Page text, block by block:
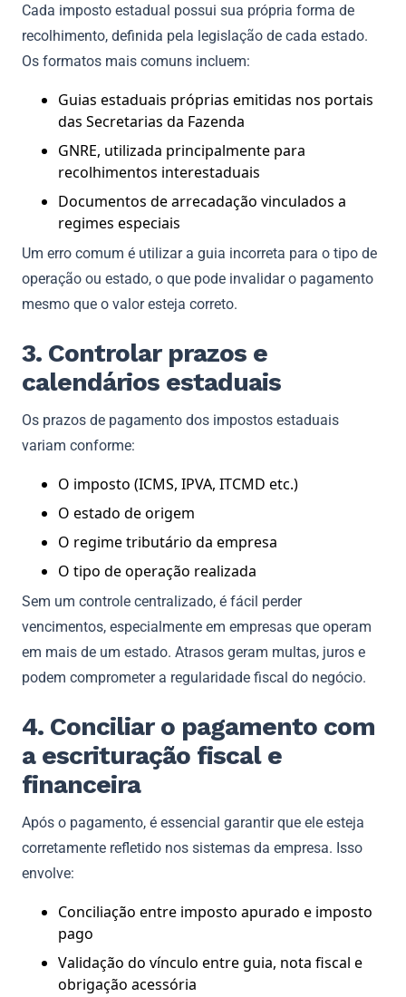
Cada imposto estadual possui sua própria forma de
recolhimento, definida pela legislação de cada estado.
Os formatos mais comuns incluem:
Guias estaduais próprias emitidas nos portais
das Secretarias da Fazenda
GNRE, utilizada principalmente para
recolhimentos interestaduais
Documentos de arrecadação vinculados a
regimes especiais
Um erro comum é utilizar a guia incorreta para o tipo de
operação ou estado, o que pode invalidar o pagamento
mesmo que o valor esteja correto.
3. Controlar prazos e
calendários estaduais
Os prazos de pagamento dos impostos estaduais
variam conforme:
O imposto (ICMS, IPVA, ITCMD etc.)
O estado de origem
O regime tributário da empresa
O tipo de operação realizada
Sem um controle centralizado, é fácil perder
vencimentos, especialmente em empresas que operam
em mais de um estado. Atrasos geram multas, juros e
podem comprometer a regularidade fiscal do negócio.
4. Conciliar o pagamento com
a escrituração fiscal e
financeira
Após o pagamento, é essencial garantir que ele esteja
corretamente refletido nos sistemas da empresa. Isso
envolve:
Conciliação entre imposto apurado e imposto
pago
Validação do vínculo entre guia, nota fiscal e
obrigação acessória